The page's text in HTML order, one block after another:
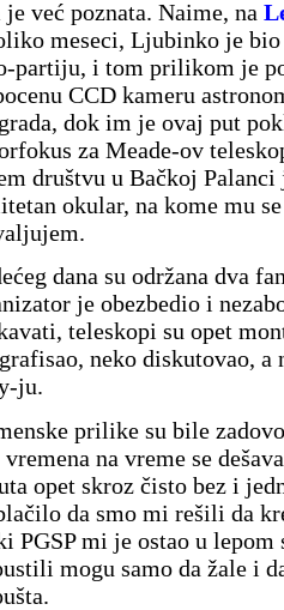
je već poznata. Naime, na
meseci, Ljubinko je bio
partiju, i tom prilikom je
CCD kameru
dok im je ovaj put
za Meade-ov
društvu u Bačkoj
okular, na kome mu
dana su održana dva
je obezbedio i
teleskopi su opet
neko diskutovao, a
ju.
prilike su bile
na vreme se
opet skroz čisto bez i
da smo mi rešili da
PGSP mi je ostao u
mogu samo da žale i